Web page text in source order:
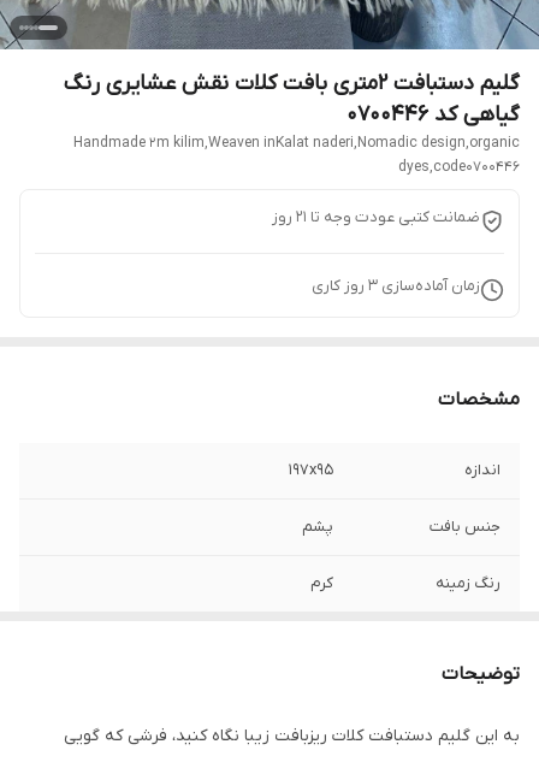
گلیم دستبافت 2متری بافت کلات نقش عشایری رنگ
گیاهی کد 0700446
Handmade 2m kilim,Weaven inKalat naderi,Nomadic design,organic
dyes,code0700446
ضمانت کتبی عودت وجه تا 21 روز
زمان آماده‌سازی 3 روز کاری
مشخصات
اندازه 197x95
جنس بافت پشم
رنگ زمینه کرم
توضیحات
به این گلیم دستبافت کلات ریزبافت زیبا نگاه کنید، فرشی که گویی